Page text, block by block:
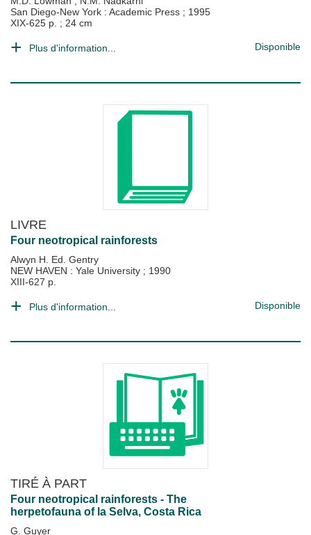
San Diego-New York : Academic Press ; 1995
XIX-625 p. ; 24 cm
Plus d'information... Disponible
LIVRE
Four neotropical rainforests
Alwyn H. Ed. Gentry
NEW HAVEN : Yale University ; 1990
XIII-627 p.
Plus d'information... Disponible
TIRÉ À PART
Four neotropical rainforests - The
herpetofauna of la Selva, Costa Rica
G. Guyer